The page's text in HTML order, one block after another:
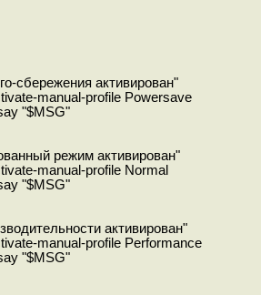
сбережения активирован"
manual-profile Powersave
"$MSG"
режим активирован"
manual-profile Normal
"$MSG"
активирован"
manual-profile Performance
"$MSG"